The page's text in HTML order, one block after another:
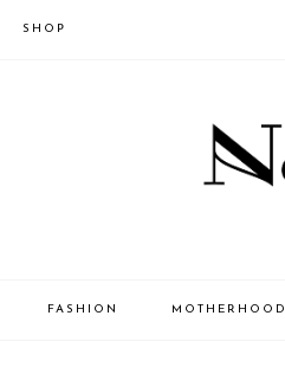
SHOP
FASHION MOTHERHOOD